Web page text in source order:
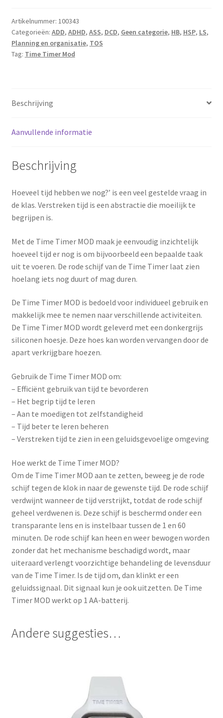
Artikelnummer: 100343
Categorieën: ADD, ADHD, ASS, DCD, Geen categorie, HB, HSP, LS,
Planning en organisatie, TOS
Tag: Time Timer Mod
Beschrijving
Aanvullende informatie
Beschrijving
Hoeveel tijd hebben we nog?’ is een veel gestelde vraag in
de klas. Verstreken tijd is een abstractie die moeilijk te
begrijpen is.
Met de Time Timer MOD maak je eenvoudig inzichtelijk
hoeveel tijd er nog is om bijvoorbeeld een bepaalde taak
uit te voeren. De rode schijf van de Time Timer laat zien
hoelang iets nog duurt of mag duren.
De Time Timer MOD is bedoeld voor individueel gebruik en
makkelijk mee te nemen naar verschillende activiteiten.
De Time Timer MOD wordt geleverd met een donkergrijs
siliconen hoesje. Deze hoes kan worden vervangen door de
apart verkrijgbare hoezen.
Gebruik de Time Timer MOD om:
– Efficiënt gebruik van tijd te bevorderen
– Het begrip tijd te leren
– Aan te moedigen tot zelfstandigheid
– Tijd beter te leren beheren
– Verstreken tijd te zien in een geluidsgevoelige omgeving
Hoe werkt de Time Timer MOD?
Om de Time Timer MOD aan te zetten, beweeg je de rode
schijf tegen de klok in naar de gewenste tijd. De rode schijf
verdwijnt wanneer de tijd verstrijkt, totdat de rode schijf
geheel verdwenen is. Deze schijf is beschermd onder een
transparante lens en is instelbaar tussen de 1 en 60
minuten. De rode schijf kan heen en weer bewogen worden
zonder dat het mechanisme beschadigd wordt, maar
uiteraard verlengt voorzichtige behandeling de levensduur
van de Time Timer. Is de tijd om, dan klinkt er een
geluidssignaal. Dit signaal kun je ook uitzetten. De Time
Timer MOD werkt op 1 AA-batterij.
Andere suggesties…